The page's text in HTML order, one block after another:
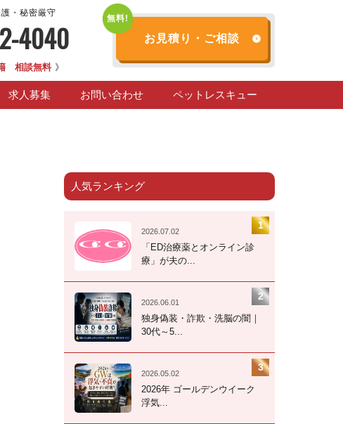
・秘密厳守
4040
相談無料 》
お見積り・ご相談
求人募集 お問い合わせ ペットレスキュー
人気ランキング
2026.07.02
「ED治療薬とオンライン診
療」が夫の...
2026.06.01
独身偽装・詐欺・洗脳の闇｜
30代～5...
2026.05.02
2026年 ゴールデンウイーク
浮気...